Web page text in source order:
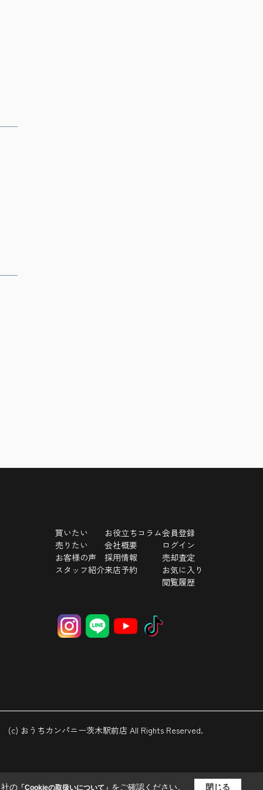
買いたい
売りたい
お客様の声
スタッフ紹介
お役立ちコラム
会社概要
採用情報
来店予約
会員登録
ログイン
売却査定
お気に入り
閲覧履歴
(c) おうちカンパニー茨木駅前店 All Rights Reserved.
の「Cookieの取扱いについて」 をご確認ください。 閉じる